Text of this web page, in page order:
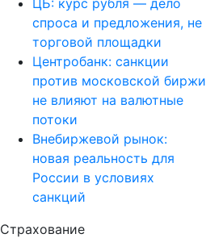
спроса и предложения, не
торговой площадки
Центробанк: санкции
против московской биржи
не влияют на валютные
потоки
Внебиржевой рынок:
новая реальность для
России в условиях
санкций
Страхование